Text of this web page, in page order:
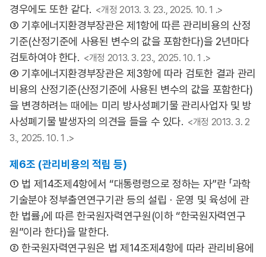
경우에도 또한 같다. <개정 2013. 3. 23., 2025. 10. 1 .>
③ 기후에너지환경부장관은 제1항에 따른 관리비용의 산정
기준(산정기준에 사용된 변수의 값을 포함한다)을 2년마다
검토하여야 한다. <개정 2013. 3. 23., 2025. 10. 1 .>
④ 기후에너지환경부장관은 제3항에 따라 검토한 결과 관리
비용의 산정기준(산정기준에 사용된 변수의 값을 포함한다)
을 변경하려는 때에는 미리 방사성폐기물 관리사업자 및 방
사성폐기물 발생자의 의견을 들을 수 있다. <개정 2013. 3. 2
3., 2025. 10. 1 .>
제6조 (관리비용의 적립 등)
① 법 제14조제4항에서 “대통령령으로 정하는 자”란 「과학
기술분야 정부출연연구기관 등의 설립ㆍ운영 및 육성에 관
한 법률」에 따른 한국원자력연구원(이하 “한국원자력연구
원”이라 한다)을 말한다.
② 한국원자력연구원은 법 제14조제4항에 따라 관리비용에